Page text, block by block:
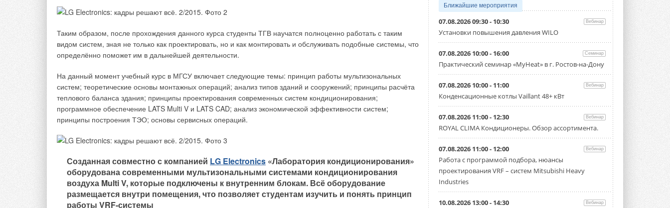
Таким образом, после прохождения данного курса студенты ТГВ научатся полноценно работать с таким
видом систем, зная не только как проектировать, но и как монтировать и обслуживать подобные системы, что
определённо поможет им в дальнейшей деятельности.
На данный момент учебный курс в МГСУ включает следующие темы: принцип работы мультизональных
систем; теоретические основы монтажных операций; анализ типов зданий и сооружений; принципы расчёта
теплового баланса здания; принципы проектирования современных систем кондиционирования;
программное обеспечение LATS Multi V и LATS CAD; анализ экономической эффективности систем;
принципы построения ТЭО; основы сервисных операций.
Созданная совместно с компанией LG Electronics «Лаборатория кондиционирования»
оборудована современными мультизональными системами кондиционирования
воздуха Multi V, которые подключены к внутренним блокам. Всё оборудование
размещается внутри помещения, что позволяет студентам изучить и понять принцип
работы VRF-системы
«СиСофт Девелопмент» подвел
итоги конкурса студенческих
проектов «ТИМ-лидеры 2026»
Новый сезон конкурса «ТИМ-лидеры»
стартует уже в сентябре 2026 года ...
3 АВГУСТА 2026
«Русклимат» укрепляет
партнёрство за Уралом
Президент Омского землячества в
Москве Михаил Тимошенко посетил
Омск с трёхдневным рабочим визитом ...
Carrier модернизирует
флагманский чиллер AquaEdge
19XR
Чиллер получил новую версию,
работающую на хладагенте R1234ze ...
31 ИЮЛЯ 2026
направление систем
Mitsubishi Electric создаёт в США новую
Ближайшие мероприятия
07.08.2026 09:30 - 10:30 Вебинар
Установки повышения давления WILO
07.08.2026 10:00 - 16:00 Семинар
Практический семинар «MyHeat» в г. Ростов-на-Дону
07.08.2026 10:00 - 11:00 Вебинар
Конденсационные котлы Vaillant 48+ кВт
07.08.2026 11:00 - 12:30 Вебинар
ROYAL CLIMA Кондиционеры. Обзор ассортимента.
07.08.2026 11:00 - 12:00 Вебинар
Работа с программой подбора, нюансы
проектирования VRF – систем Mitsubishi Heavy
Industries
10.08.2026 13:00 - 14:30 Вебинар
2. Регулирование давления.Для регулирования перепада давления в помещении или вентиляционном
отличие от дифференциального регулирования с регулирующей заслонкой, без учёта каких-либо
параметров по расходу воздуха позволяет добиться большей стабильности, чем самые быстродействующие
системы управления.
3. Осуществление контроля в помещениях с потенциально взрывоопасной средой (ATEX).Для
помещений с потенциально опасной средой предусмотрены особые элементы управления, такие как:
быстродействующие регуляторы расхода, регуляторы давления в помещении и регуляторы вытяжных
шкафов, включая систему мониторинга.
4. Регулирование при помощи централизованной системы BMS.
должны обладать возможностью подключения к оборудованию более высокого класса. В такого рода
системах должен быть предусмотрен интерфейс, предоставляющий более гибкие варианты подключения.
Помимо аналоговых входов и выходов, обеспечивающих передачу данных, использование цифровых сетей
приобретает всё большую актуальность. Причиной того является прозрачность данных и крайне низкие
затраты на электромонтажные работы.